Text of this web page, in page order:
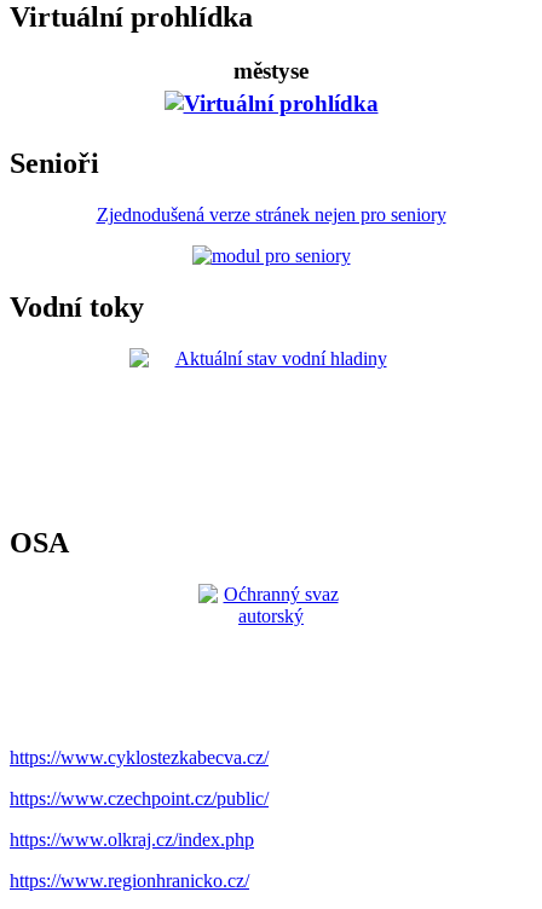
Virtuální prohlídka
městyse
Senioři
Zjednodušená verze stránek nejen pro seniory
Vodní toky
OSA
https://www.cyklostezkabecva.cz/
https://www.czechpoint.cz/public/
https://www.olkraj.cz/index.php
https://www.regionhranicko.cz/